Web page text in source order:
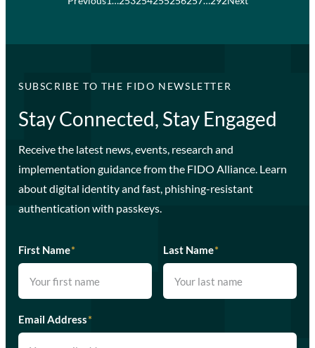
SUBSCRIBE TO THE FIDO NEWSLETTER
Stay Connected, Stay Engaged
Receive the latest news, events, research and
implementation guidance from the FIDO Alliance. Learn
about digital identity and fast, phishing-resistant
authentication with passkeys.
First Name* Last Name*
Email Address*